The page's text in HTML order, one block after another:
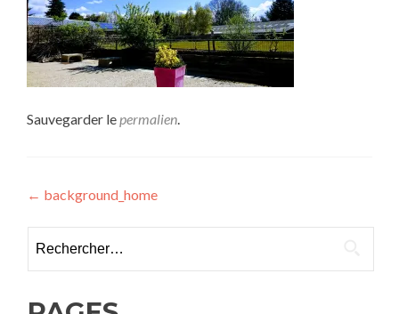
Sauvegarder lepermalien.
Navigation
de
l’article
← background_home